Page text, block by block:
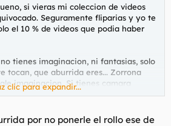
si vieras mi coleccion de videos
Seguramente fliparias y yo te
el 10 % de videos que podia haber
tienes imaginacion, ni fantasias, solo
tocan, que aburrida eres... Zorrona
imaginacion. Si tienes camara
tocaremos juntos :D
clic para expandir...
por no ponerle el rollo ese de